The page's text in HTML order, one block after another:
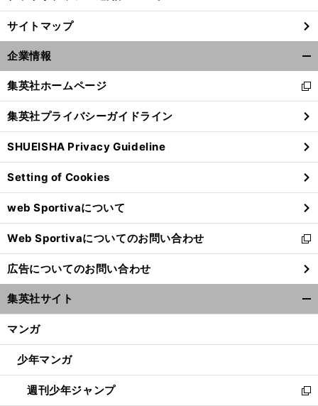
サイトマップ
企業情報
閉
る
集英社ホームページ
新
し
い
ウ
ィ
ン
ド
ウ
で
開
く
集英社プライバシーガイドライン
SHUEISHA Privacy Guideline
Setting of Cookies
web Sportivaについて
Web Sportivaについてのお問い合わせ
新
し
い
ウ
ィ
ン
ウ
開
く
広告についてのお問い合わせ
集英社サイト
マンガ
少年マンガ
週刊少年ジャンプ
新